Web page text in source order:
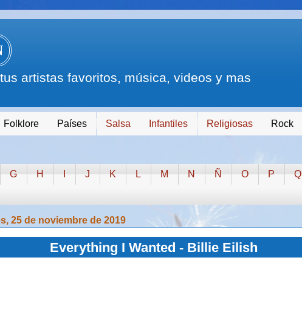
artistas favoritos, música, videos y mas
Folklore Países Salsa Infantiles Religiosas Rock
G H J K L M N Ñ O P Q
25 de noviembre de 2019
Everything I Wanted - Billie Eilish